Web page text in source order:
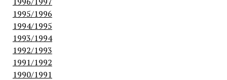
1995/1996
1994/1995
1993/1994
1992/1993
1991/1992
1990/1991